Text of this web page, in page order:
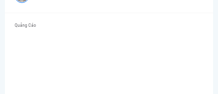
Quảng Cáo